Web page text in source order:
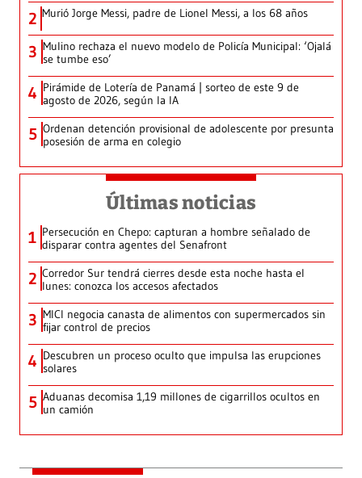
2 Murió Jorge Messi, padre de Lionel Messi, a los 68 años
3 Mulino rechaza el nuevo modelo de Policía Municipal: ‘Ojalá
se tumbe eso’
4 Pirámide de Lotería de Panamá | sorteo de este 9 de
agosto de 2026, según la IA
5 Ordenan detención provisional de adolescente por presunta
posesión de arma en colegio
Últimas noticias
1 Persecución en Chepo: capturan a hombre señalado de
disparar contra agentes del Senafront
2 Corredor Sur tendrá cierres desde esta noche hasta el
lunes: conozca los accesos afectados
3 MICI negocia canasta de alimentos con supermercados sin
fijar control de precios
4 Descubren un proceso oculto que impulsa las erupciones
solares
5 Aduanas decomisa 1,19 millones de cigarrillos ocultos en
un camión